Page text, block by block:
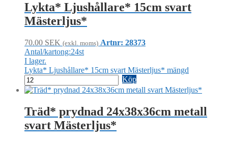
Lykta* Ljushållare* 15cm svart
Mästerljus*
70.00 SEK (exkl. moms) Artnr: 28373
Antal/kartong:24st
I lager.
Lykta* Ljushållare* 15cm svart Mästerljus* mängd
Köp
Träd* prydnad 24x38x36cm metall
svart Mästerljus*